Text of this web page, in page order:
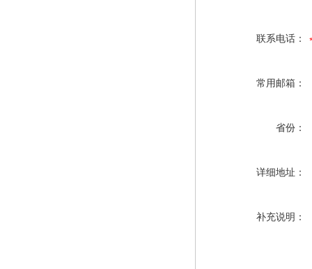
联系电话：
常用邮箱：
省份：
详细地址：
补充说明：